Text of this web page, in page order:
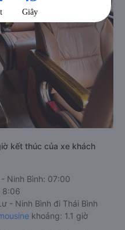
kết thúc của xe khách
Ninh Bình: 07:00
8:06
- Ninh Bình đi Thái Bình
khoảng: 1.1 giờ